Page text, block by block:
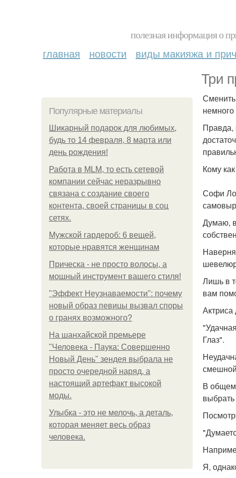
полезная информация о
главная новости виды макияжа и
Три
Популярные материалы
Шикарный подарок для любимых,
будь то 14 февраля, 8 марта или
день рождения!
Работа в MLM, то есть сетевой
компании сейчас неразрывно
связана с создание своего
контента, своей страницы в соц
сетях.
Мужской гардероб: 6 вещей,
которые нравятся женщинам
Прическа - не просто волосы, а
мощный инструмент вашего стиля!
"Эффект Неузнаваемости": почему
новый образ певицы вызвал споры
о гранях возможного?
На шанхайской премьере
"Человека - Паука: Совершенно
Новый День" зендея выбрала не
просто очередной наряд, а
настоящий артефакт высокой
моды.
Улыбка - это не мелочь, а деталь,
которая меняет весь образ
человека.
Правда,
Кому
Софи
Думаю,
Лишь в
вам
Глаз".
В
Я,